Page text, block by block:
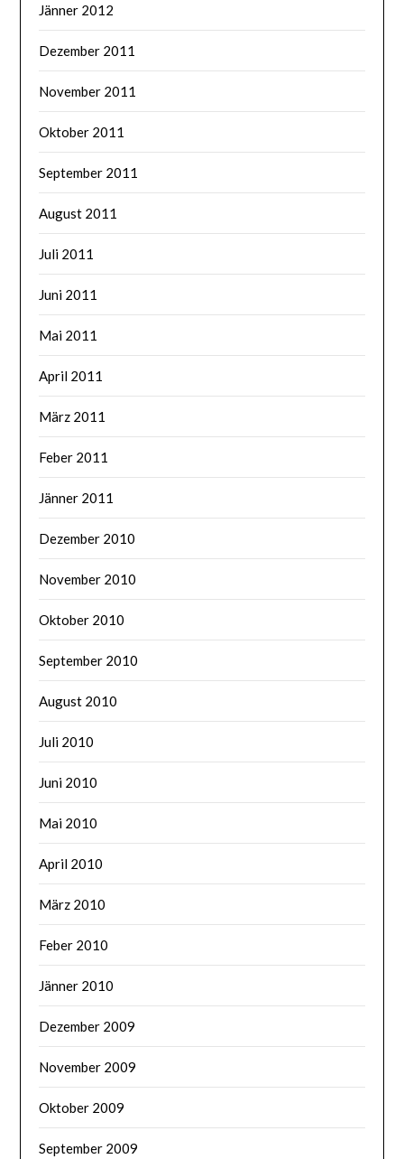
Jänner 2012
Dezember 2011
November 2011
Oktober 2011
September 2011
August 2011
Juli 2011
Juni 2011
Mai 2011
April 2011
März 2011
Feber 2011
Jänner 2011
Dezember 2010
November 2010
Oktober 2010
September 2010
August 2010
Juli 2010
Juni 2010
Mai 2010
April 2010
März 2010
Feber 2010
Jänner 2010
Dezember 2009
November 2009
Oktober 2009
September 2009